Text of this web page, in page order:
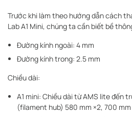
Trước khi làm theo hướng dẫn cách
Lab A1 Mini, chúng ta cần biết bề
Đường kính ngoài: 4 mm
Đường kính trong: 2.5 mm
Chiều dài:
A1 mini: Chiều dài từ AMS lite đến
(filament hub) 580 mm ×2, 700 mm